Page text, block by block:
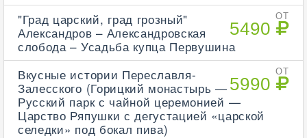
ОТ
5490
"Град царский, град грозный"
Александров – Александровская
слобода – Усадьба купца Первушина
ОТ
5990
Вкусные истории Переславля-
Залесского (Горицкий монастырь —
Русский парк с чайной церемонией —
Царство Ряпушки с дегустацией «царской
селедки» под бокал пива)